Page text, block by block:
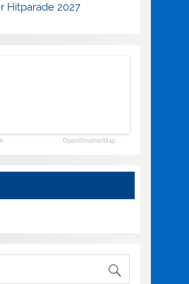
Hitparade 2027
OpenWeatherMap